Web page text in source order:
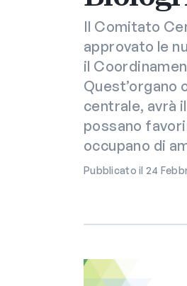
Il Comitato
approvato le
il
Quest’organo
centrale, avrà
possano
occupano di
Pubblicato il 24